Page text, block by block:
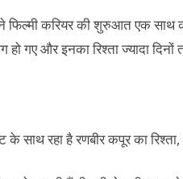
करियर की शुरुआत एक साथ
गए और इनका रिश्ता ज्यादा दिनों